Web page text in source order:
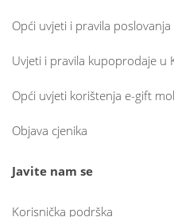
Opći uvjeti i pravila
Uvjeti i pravila kupoprodaje u
Opći uvjeti korištenja e-gift
Objava cjenika
Javite nam se
Korisnička podrška